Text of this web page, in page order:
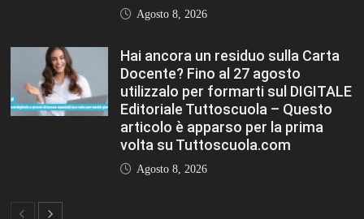
Agosto 8, 2026
Hai ancora un residuo sulla Carta
Docente? Fino al 27 agosto
utilizzalo per formarti sul DIGITALE
Editoriale Tuttoscuola – Questo
articolo è apparso per la prima
volta su Tuttoscuola.com
Agosto 8, 2026